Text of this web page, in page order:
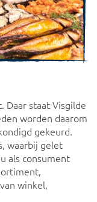
Daar staat Visgilde
worden daarom
gekeurd.
waarbij gelet
als consument
winkel,